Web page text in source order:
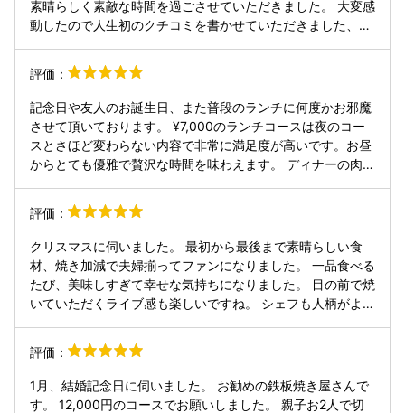
素晴らしく素敵な時間を過ごさせていただきました。 大変感
動したので人生初のクチコミを書かせていただきました、ま
評価：
記念日や友人のお誕生日、また普段のランチに何度かお邪魔
させて頂いております。 ¥7,000のランチコースは夜のコー
スとさほど変わらない内容で非常に満足度が高いです。お昼
からとても優雅で贅沢な時間を味わえます。 ディナーの肉づ
提供され、お肉好きには堪らないコース内容なのですが、こ
ちらのお店はお魚もお野菜も美味しいので、初めて伺う方に
は¥12,500のコースをおすすめます。 コース内容は毎回お任
せでワクワク感がたまりません。一品一品、鉄板で丁寧に作
られ、お料理が運ばれてくる度にシェフ自ら丁寧に説明して
くださるのがとても嬉しいです。 これからも通いたい本当に
素敵なお店です。
評価：
クリスマスに伺いました。 最初から最後まで素晴らしい食
材、焼き加減で夫婦揃ってファンになりました。 一品食べる
たび、美味しすぎて幸せな気持ちになりました。 目の前で焼
いていただくライブ感も楽しいですね。 シェフも人柄がよ
忘れちゃいました)
評価：
1月、結婚記念日に伺いました。 お勧めの鉄板焼き屋さんで
す。 12,000円のコースでお願いしました。 親子お2人で切